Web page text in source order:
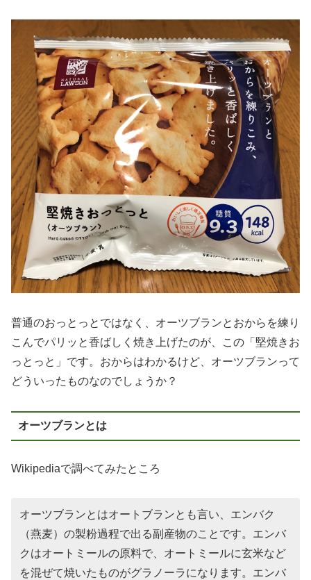
普通のおっとっとではなく、オーツブランとおからを練り
こんでパリッと香ばしく焼き上げたのが、この「堅焼きお
っとっと」です。おからはわかるけど、オーツブランって
どういったものなのでしょうか？
オーツブランとは
Wikipediaで調べてみたところ
オーツブランとはオートブランとも言い、エンバク
（燕麦）の製粉過程で出る副産物のことです。エンバ
クはオートミールの原料で、オートミールに玄米など
を混ぜて焼いたものがグラノーラになります。エンバ